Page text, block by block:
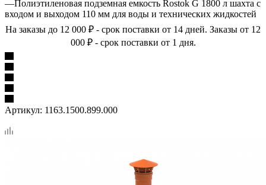
—Полиэтиленовая подземная емкость Rostok G 1800 л шахта с
входом и выходом 110 мм для воды и технических жидкостей
На заказы до 12 000 ₽ - срок поставки от 14 дней. Заказы от 12
000 ₽ - срок поставки от 1 дня.
Артикул: 1163.1500.899.000